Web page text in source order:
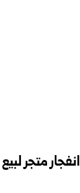
متجر